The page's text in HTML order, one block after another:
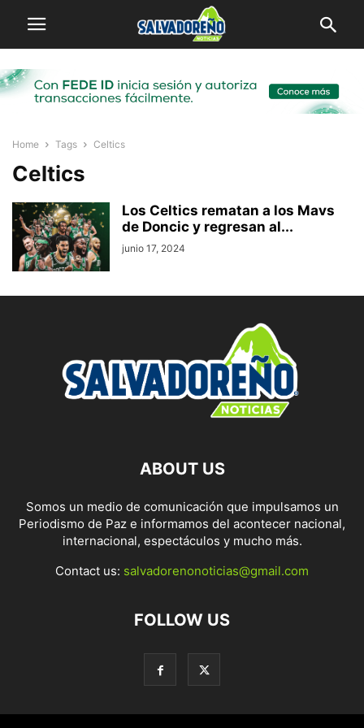
Home Tags Celtics
Celtics
Los Celtics rematan a los Mavs
de Doncic y regresan al...
junio 17, 2024
ABOUT US
Somos un medio de comunicación que impulsamos un
Periodismo de Paz e informamos del acontecer nacional,
internacional, espectáculos y mucho más.
Contact us: salvadorenonoticias@gmail.com
FOLLOW US